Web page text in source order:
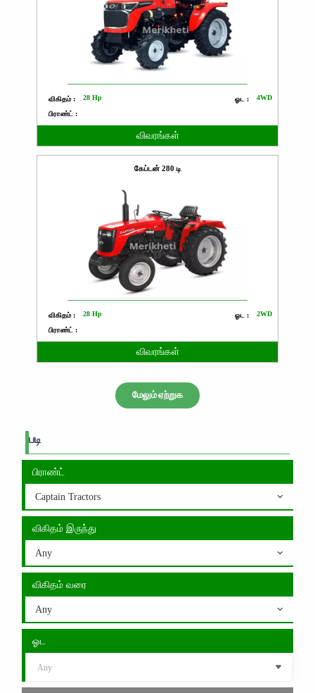
விகிதம் : 28 Hp ஓட : 4WD
பிராண்ட் :
விவரங்கள்
கேப்டன் 280 டி
விகிதம் : 28 Hp ஓட : 2WD
பிராண்ட் :
விவரங்கள்
மேலும் ஏற்றுக
படி
பிராண்ட்
Captain Tractors
விகிதம் இருந்து
Any
விகிதம் வரை
Any
ஓட